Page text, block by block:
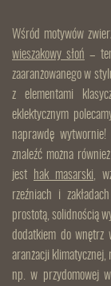
Wśród motywów
wieszakowy słoń –
zaaranżowanego w
z elementami
eklektycznym
naprawdę
znaleźć można
jest
hak masarski,
rzeźniach i
prostotą, solidnością
dodatkiem do wnętrz
aranżacji klimatycznej,
np. w przydomowej